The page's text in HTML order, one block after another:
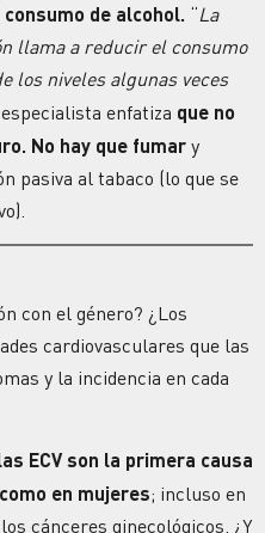
de alcohol. “La
llama a reducir el consumo
los niveles algunas veces
enfatiza que no
No hay que fumar y
pasiva al tabaco (lo que se
con el género? ¿Los
cardiovasculares que las
y la incidencia en cada
ECV son la primera causa
en mujeres; incluso en
cánceres ginecológicos. ¿Y